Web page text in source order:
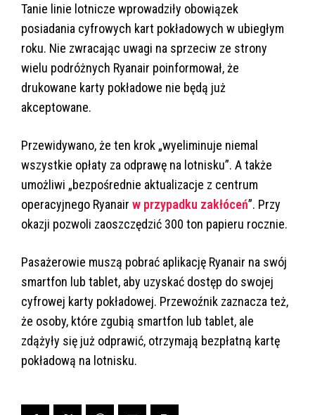
Tanie linie lotnicze wprowadziły obowiązek
posiadania cyfrowych kart pokładowych w ubiegłym
roku. Nie zwracając uwagi na sprzeciw ze strony
wielu podróżnych Ryanair poinformował, że
drukowane karty pokładowe nie będą już
akceptowane.
Przewidywano, że ten krok „wyeliminuje niemal
wszystkie opłaty za odprawę na lotnisku”. A także
umożliwi „bezpośrednie aktualizacje z centrum
operacyjnego Ryanair w przypadku zakłóceń”. Przy
okazji pozwoli zaoszczędzić 300 ton papieru rocznie.
Pasażerowie muszą pobrać aplikację Ryanair na swój
smartfon lub tablet, aby uzyskać dostęp do swojej
cyfrowej karty pokładowej. Przewoźnik zaznacza też,
że osoby, które zgubią smartfon lub tablet, ale
zdążyły się już odprawić, otrzymają bezpłatną kartę
pokładową na lotnisku.